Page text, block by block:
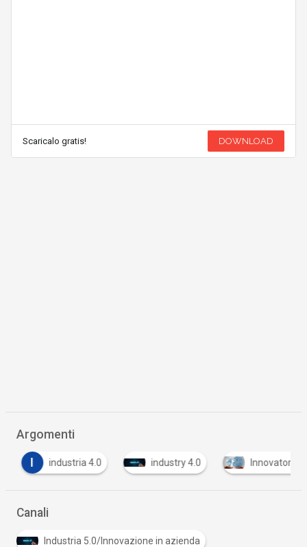
Scaricalo gratis! DOWNLOAD
Argomenti
industria 4.0 industry 4.0 Innovatori di
Canali
Industria 5.0/Innovazione in azienda